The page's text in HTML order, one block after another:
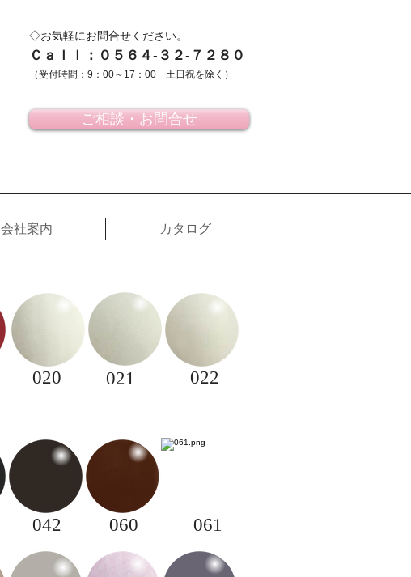
◇お気軽にお問合せください。
Ｃａｌｌ：０５６４-３２-７２８０
（受付時間：9：00～17：00 土日祝を除く）
ご相談・お問合せ
会社案内 カタログ
020 021 022
042 060 061